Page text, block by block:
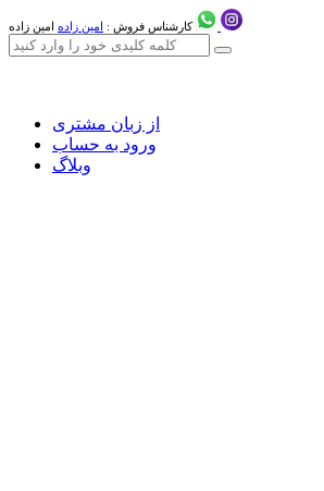
کارشناس فروش : امین زاده امین زاده
از زبان مشتری
ورود به حساب
وبلاگ